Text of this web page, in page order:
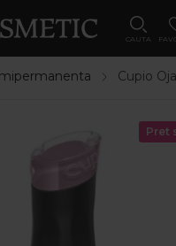
CAUTA
Cupio
Pret